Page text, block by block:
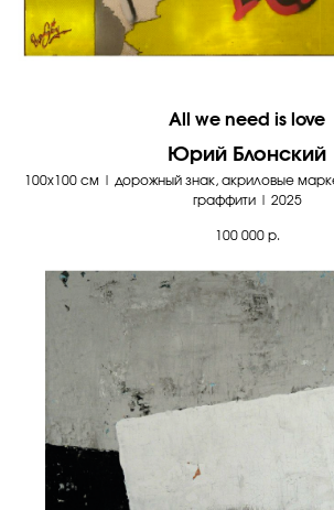
All we need is love
Юрий Блонский
100х100 см | дорожный знак, акриловые
граффити | 2025
100 000 р.